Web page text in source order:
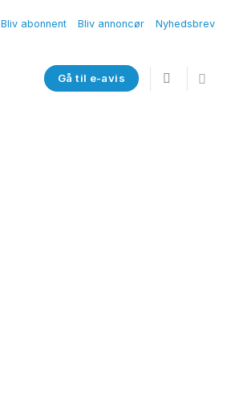
Bliv abonnent Bliv annoncør Nyhedsbrev
Gå til e-avis